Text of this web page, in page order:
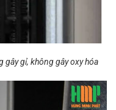
gây gỉ, không gây oxy hóa